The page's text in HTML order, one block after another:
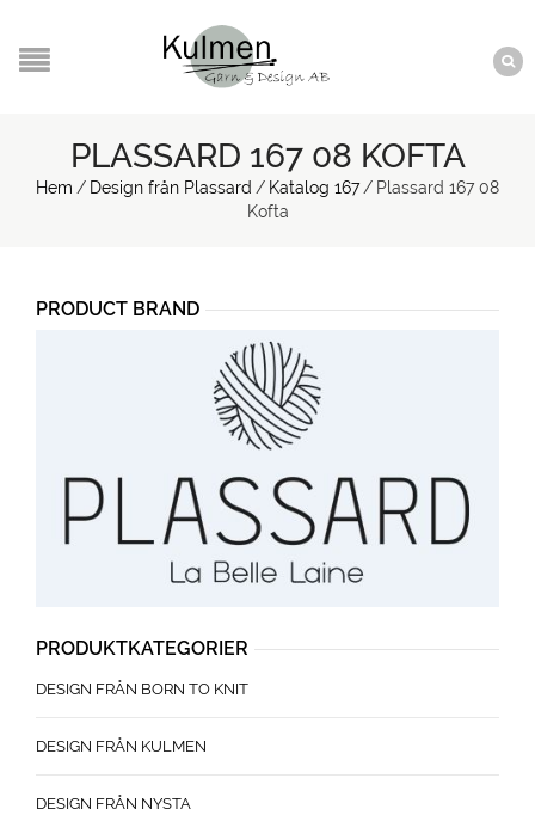
PLASSARD 167 08 KOFTA
Hem / Design från Plassard / Katalog 167 / Plassard 167 08
Kofta
PRODUCT BRAND
PRODUKTKATEGORIER
DESIGN FRÅN BORN TO KNIT
DESIGN FRÅN KULMEN
DESIGN FRÅN NYSTA